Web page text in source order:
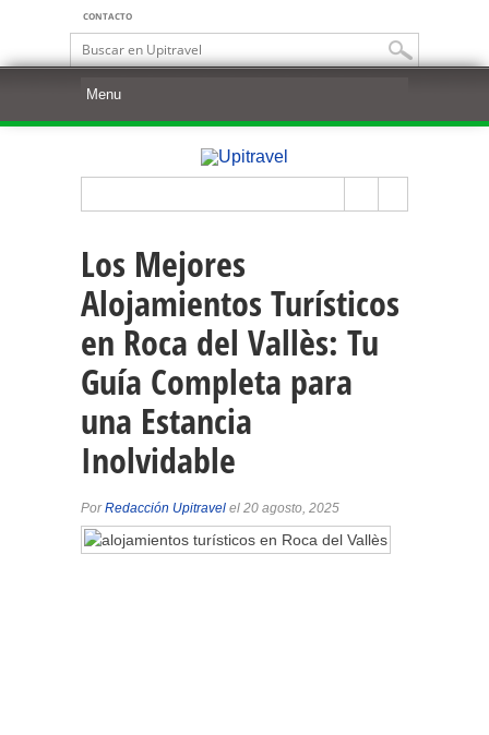
CONTACTO
Los Mejores
Alojamientos Turísticos
en Roca del Vallès: Tu
Guía Completa para
una Estancia
Inolvidable
PorRedacción Upitravel el 20 agosto, 2025